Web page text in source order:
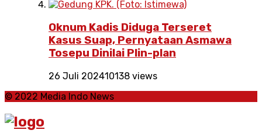
Oknum Kadis Diduga Terseret
Kasus Suap, Pernyataan Asmawa
Tosepu Dinilai Plin-plan
26 Juli 202410138 views
© 2022 Media Indo News